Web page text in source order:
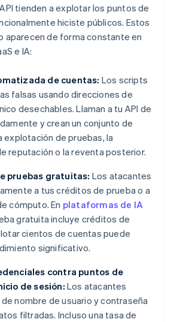
tienden a explotar los puntos de
hiciste públicos. Estos
aparecen de forma constante en
e IA:
de cuentas: Los scripts
falsas usando direcciones de
desechables. Llaman a tu API de
y crean un conjunto de
explotación de pruebas, la
reputación o la reventa posterior.
pruebas gratuitas: Los atacantes
a tus créditos de prueba o a
cómputo. En plataformas de IA
gratuita incluye créditos de
cientos de cuentas puede
significativo.
contra puntos de
de sesión: Los atacantes
nombre de usuario y contraseña
filtradas. Incluso una tasa de